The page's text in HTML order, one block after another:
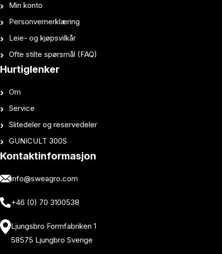
Min konto
Personvernerklæring
Leie- og kjøpsvilkår
Ofte stilte spørsmål (FAQ)
Hurtiglenker
Om
Service
Slitedeler og reservedeler
GUNICULT 300S
Kontaktinformasjon
info@sweagro.com
+46 (0) 70 3100538
Ljungsbro Formfabriken 1
58575 Ljungbro Sverige